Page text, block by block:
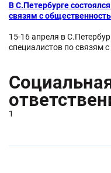
В С.Петербурге
связям с
15-16 апреля в
специалистов по связям
1